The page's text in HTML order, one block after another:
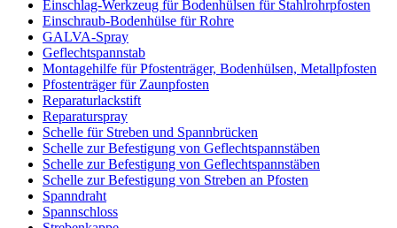
Einschlag-Werkzeug für Bodenhülsen für Stahlrohrpfosten
Einschraub-Bodenhülse für Rohre
GALVA-Spray
Geflechtspannstab
Montagehilfe für Pfostenträger, Bodenhülsen, Metallpfosten
Pfostenträger für Zaunpfosten
Reparaturlackstift
Reparaturspray
Schelle für Streben und Spannbrücken
Schelle zur Befestigung von Geflechtspannstäben
Schelle zur Befestigung von Geflechtspannstäben
Schelle zur Befestigung von Streben an Pfosten
Spanndraht
Spannschloss